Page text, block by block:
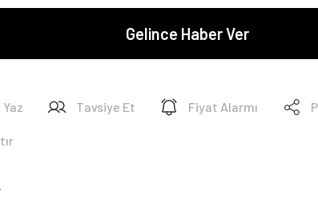
Gelince Haber Ver
Tavsiye Et Fiyat Alarmı